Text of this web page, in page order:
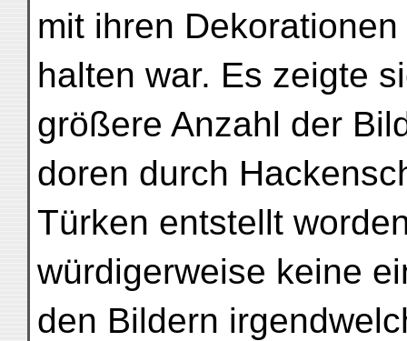
mit ihren
halten war. Es zeigte
größere Anzahl der
doren durch
Türken entstellt
würdigerweise keine
den Bildern